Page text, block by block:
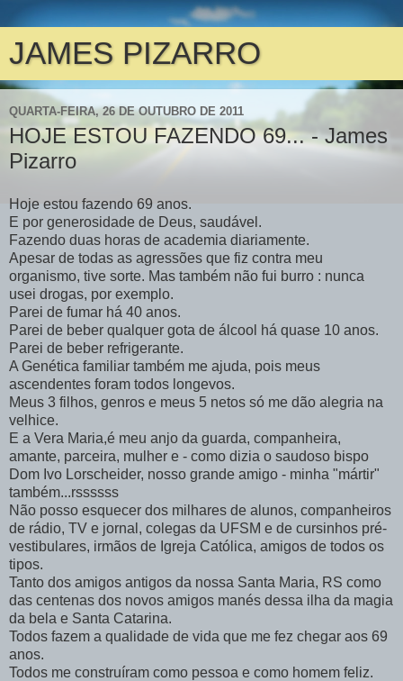
JAMES PIZARRO
QUARTA-FEIRA, 26 DE OUTUBRO DE 2011
HOJE ESTOU FAZENDO 69... - James
Pizarro
Hoje estou fazendo 69 anos.
E por generosidade de Deus, saudável.
Fazendo duas horas de academia diariamente.
Apesar de todas as agressões que fiz contra meu
organismo, tive sorte. Mas também não fui burro : nunca
usei drogas, por exemplo.
Parei de fumar há 40 anos.
Parei de beber qualquer gota de álcool há quase 10 anos.
Parei de beber refrigerante.
A Genética familiar também me ajuda, pois meus
ascendentes foram todos longevos.
Meus 3 filhos, genros e meus 5 netos só me dão alegria na
velhice.
E a Vera Maria,é meu anjo da guarda, companheira,
amante, parceira, mulher e - como dizia o saudoso bispo
Dom Ivo Lorscheider, nosso grande amigo - minha "mártir"
também...rssssss
Não posso esquecer dos milhares de alunos, companheiros
de rádio, TV e jornal, colegas da UFSM e de cursinhos pré-
vestibulares, irmãos de Igreja Católica, amigos de todos os
tipos.
Tanto dos amigos antigos da nossa Santa Maria, RS como
das centenas dos novos amigos manés dessa ilha da magia
da bela e Santa Catarina.
Todos fazem a qualidade de vida que me fez chegar aos 69
anos.
Todos me construíram como pessoa e como homem feliz.